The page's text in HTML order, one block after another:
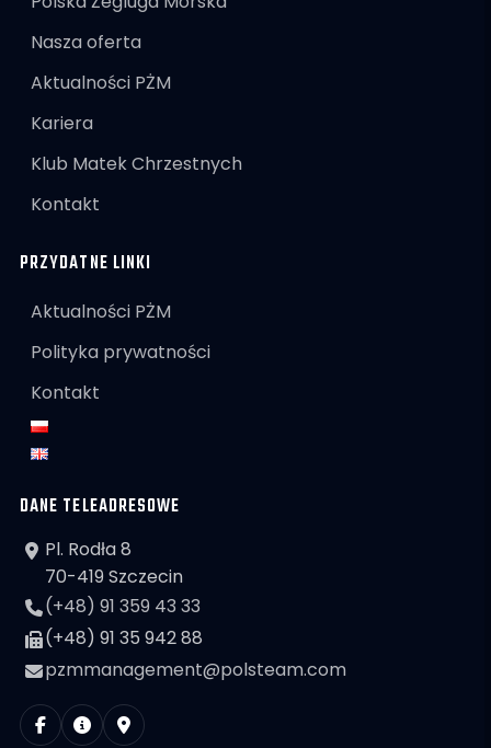
Nasza oferta
Aktualności PŻM
Kariera
Klub Matek Chrzestnych
Kontakt
PRZYDATNE LINKI
Aktualności PŻM
Polityka prywatności
Kontakt
DANE TELEADRESOWE
Pl. Rodła 8
70-419 Szczecin
(+48) 91 359 43 33
(+48) 91 35 942 88
pzmmanagement@polsteam.com